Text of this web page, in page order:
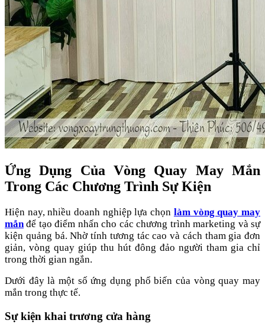
Ứng Dụng Của Vòng Quay May Mắn
Trong Các Chương Trình Sự Kiện
Hiện nay, nhiều doanh nghiệp lựa chọn làm vòng quay may
mắnđể tạo điểm nhấn cho các chương trình marketing và sự
kiện quảng bá. Nhờ tính tương tác cao và cách tham gia đơn
giản, vòng quay giúp thu hút đông đảo người tham gia chỉ
trong thời gian ngắn.
Dưới đây là một số ứng dụng phổ biến của vòng quay may
mắn trong thực tế.
Sự kiện khai trương cửa hàng